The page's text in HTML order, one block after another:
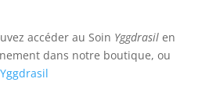
accéder au Soin Yggdrasilen
dans notre boutique, ou
Yggdrasil